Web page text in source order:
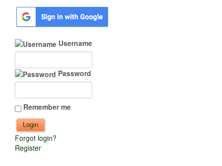
Username
Password
Remember me
Forgot login?
Register